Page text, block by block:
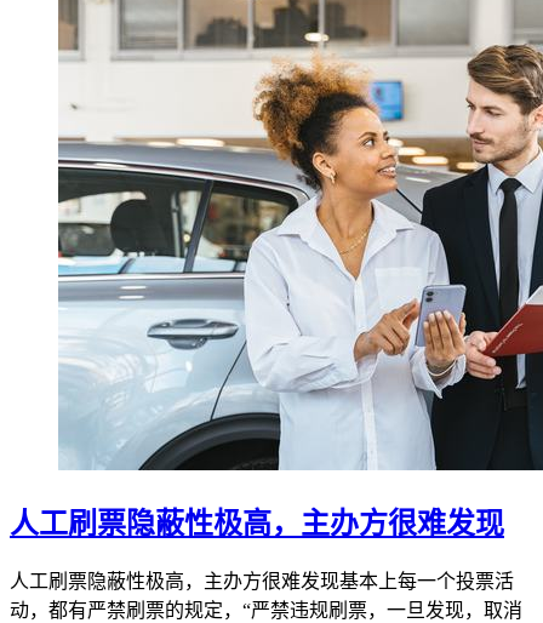
人工刷票隐蔽性极高，主办方很难发现
人工刷票隐蔽性极高，主办方很难发现基本上每一个投票活
动，都有严禁刷票的规定，“严禁违规刷票，一旦发现，取消